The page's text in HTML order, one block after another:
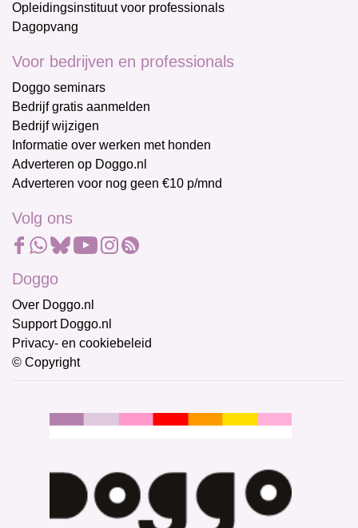
Opleidingsinstituut voor professionals
Dagopvang
Voor bedrijven en professionals
Doggo seminars
Bedrijf gratis aanmelden
Bedrijf wijzigen
Informatie over werken met honden
Adverteren op Doggo.nl
Adverteren voor nog geen €10 p/mnd
Volg ons
Doggo
Over Doggo.nl
Support Doggo.nl
Privacy- en cookiebeleid
© Copyright